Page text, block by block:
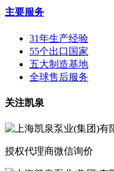
主要服务
31年生产经验
55个出口国家
五大制造基地
全球售后服务
关注凯泉
授权代理商微信询价